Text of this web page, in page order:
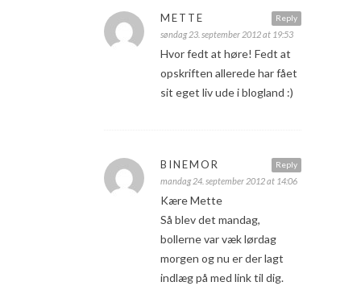
Reply
METTE
søndag 23. september 2012 at 19:53
Hvor fedt at høre! Fedt at
opskriften allerede har fået
sit eget liv ude i blogland :)
Reply
BINEMOR
mandag 24. september 2012 at 14:06
Kære Mette
Så blev det mandag,
bollerne var væk lørdag
morgen og nu er der lagt
indlæg på med link til dig.